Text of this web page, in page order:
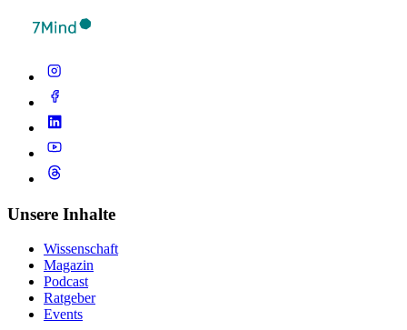
Unsere Inhalte
Wissenschaft
Magazin
Podcast
Ratgeber
Events